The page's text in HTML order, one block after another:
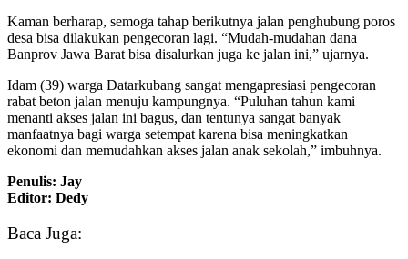
Kaman berharap, semoga tahap berikutnya jalan penghubung poros
desa bisa dilakukan pengecoran lagi. “Mudah-mudahan dana
Banprov Jawa Barat bisa disalurkan juga ke jalan ini,” ujarnya.
Idam (39) warga Datarkubang sangat mengapresiasi pengecoran
rabat beton jalan menuju kampungnya. “Puluhan tahun kami
menanti akses jalan ini bagus, dan tentunya sangat banyak
manfaatnya bagi warga setempat karena bisa meningkatkan
ekonomi dan memudahkan akses jalan anak sekolah,” imbuhnya.
Penulis: Jay
Editor: Dedy
Baca Juga: